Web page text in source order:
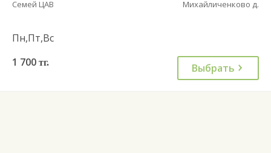
Семей ЦАВ Михайличенково д.
Пн,Пт,Вс
1 700 тг. Выбрать